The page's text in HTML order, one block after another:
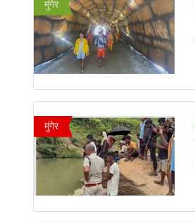
मुंगेर
मुंगेर